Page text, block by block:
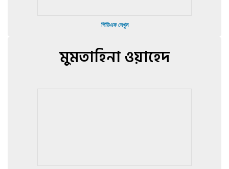
পিডিএফ দেখুন
মুমতাহিনা ওয়াহেদ